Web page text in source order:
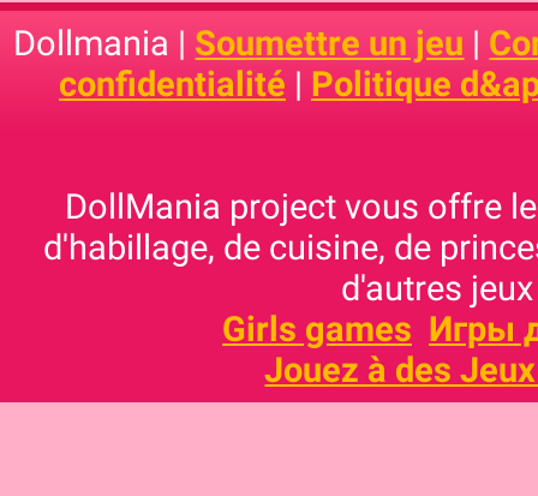
Dollmania | Soumettre un jeu |
confidentialité | Politique
DollMania project vous offre
d'habillage, de cuisine, de
d'autres
Girls games Игры
Jouez à des